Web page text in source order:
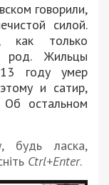
говорили,
силой.
как только
род. Жильцы
году умер
и сатир,
Об остальном
будь ласка,
Ctrl+Enter.